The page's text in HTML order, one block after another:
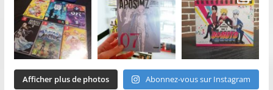
Afficher plus de photos Abonnez-vous sur Instagram